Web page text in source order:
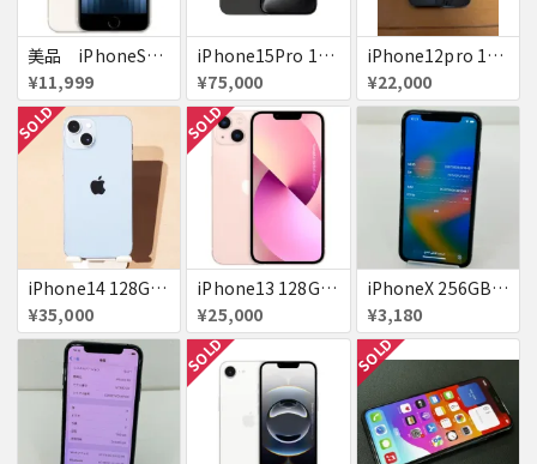
美品 iPhoneSE２ ｉＯＳ１８
¥11,999
iPhone15Pro 128GB ブラックチタニウム au
¥75,000
iPhone12pro 128GB ブルー 赤ロム
¥22,000
SOLD
iPhone14 128GB Blue au 送料無料
¥35,000
SOLD
iPhone13 128GB ピンク docomo 送料無料
¥25,000
iPhoneX 256GB 赤ロム au ジャンク スペースグレイ A1902 送料無料
¥3,180
SOLD SOLD